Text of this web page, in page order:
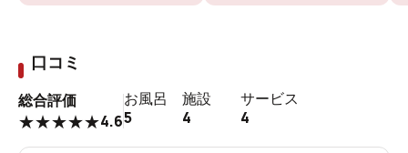
口コミ
総合評価
★★★★★4.6
お風呂
5
施設
4
サービス
4